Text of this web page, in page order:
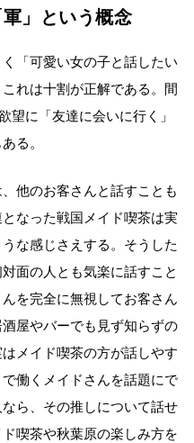
」という概念
「可愛い女の子と話したい
れは十割が正解である。間
望に「友達に会いに行く」
る。
他のお客さんと話すことも
なった戦国メイド喫茶は実
な感じさえする。そうした
面の人とも気楽に話すこと
を完全に無視してお客さん
屋やバーでも見ず知らずの
メイド喫茶の方が話しやす
働くメイドさんを話題にで
ら、その推しについて話せ
喫茶や秋葉原の楽しみ方を